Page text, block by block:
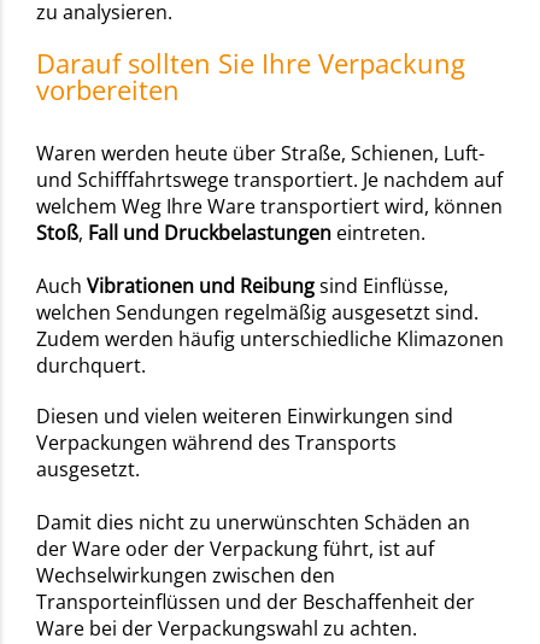
zu analysieren.
Darauf sollten Sie Ihre Verpackung
vorbereiten
Waren werden heute über Straße, Schienen, Luft-
und Schifffahrtswege transportiert. Je nachdem auf
welchem Weg Ihre Ware transportiert wird, können
Stoß, Fall und Druckbelastungen eintreten.
Auch Vibrationen und Reibungsind Einflüsse,
welchen Sendungen regelmäßig ausgesetzt sind.
Zudem werden häufig unterschiedliche Klimazonen
durchquert.
Diesen und vielen weiteren Einwirkungen sind
Verpackungen während des Transports
ausgesetzt.
Damit dies nicht zu unerwünschten Schäden an
der Ware oder der Verpackung führt, ist auf
Wechselwirkungen zwischen den
Transporteinflüssen und der Beschaffenheit der
Ware bei der Verpackungswahl zu achten.